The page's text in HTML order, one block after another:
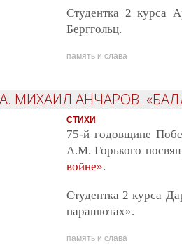
Студентка 2 курса
Берггольц.
память и слава
МИХАИЛ АНЧАРОВ.
СТИХИ
75-й годовщине
А.М. Горького
войне».
Студентка 2 курса
парашютах».
память и слава